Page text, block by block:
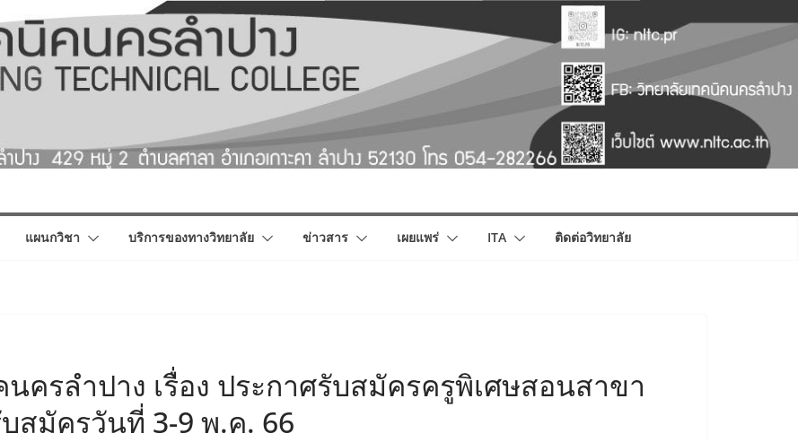
แผนกวิชา บริการของทางวิทยาลัย ข่าวสาร เผยแพร่ ITA ติดต่อวิทยาลัย
ครลำปาง เรื่อง ประกาศรับสมัครครูพิเศษสอนสาขา
สมัครวันที่ 3-9 พ.ค. 66